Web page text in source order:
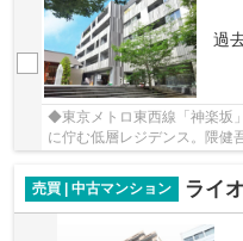
過
◆東京メトロ東西線「神楽坂
に佇む低層レジデンス。隈健
売買 | 中古マンション
ライオ